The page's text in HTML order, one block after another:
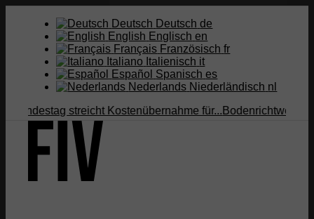
Deutsch Deutsch de
English Englisch en
Français Französisch fr
Italiano Italienisch it
Español Spanisch es
Nederlands Niederländisch nl
streicht Kostenübernahme für...Bodenrichtwert vs.